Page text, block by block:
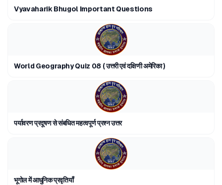
Vyavaharik Bhugol Important Questions
World Geography Quiz 08 ( उत्तरी एवं दक्षिणी अमेरिका )
पर्यावरण प्रदूषण से संबधित महत्वपूर्ण प्रश्न उत्तर
भूगोल में आधुनिक प्रवृतियाँ